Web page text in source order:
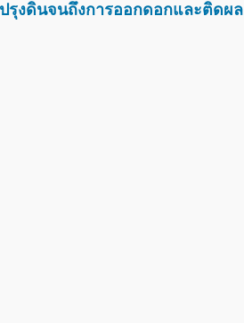
รุงดินจนถึงการออกดอกและติดผล